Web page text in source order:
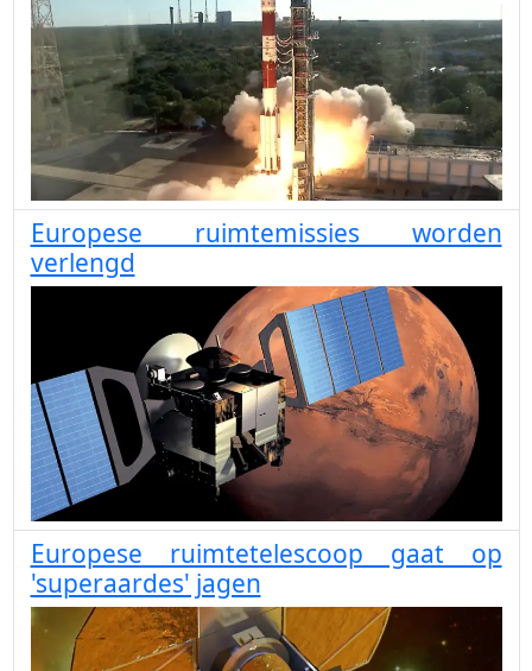
Europese ruimtemissies worden
verlengd
Europese ruimtetelescoop gaat op
'superaardes' jagen